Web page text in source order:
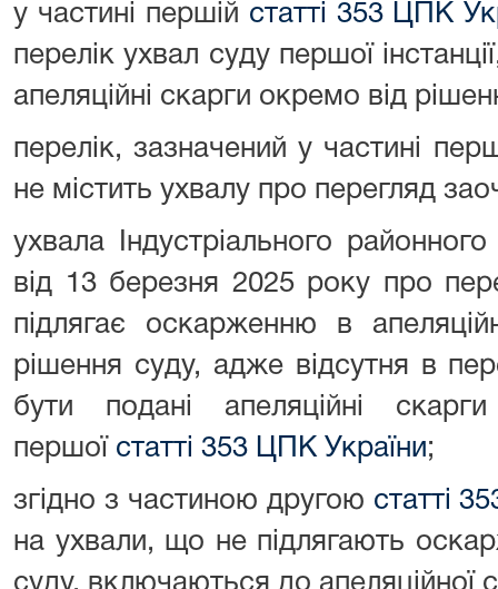
у частині першій статті 353 ЦПК
перелік ухвал суду першої
апеляційні скарги окремо від
перелік, зазначений у частині
не містить ухвалу про перегляд
ухвала Індустріального
від 13 березня 2025 року про
підлягає оскарженню в
рішення суду, адже відсутня в
бути подані апеляційні
першої статті 353 ЦПК України;
згідно з частиною другою статті
на ухвали, що не підлягають
суду, включаються до апеляційної